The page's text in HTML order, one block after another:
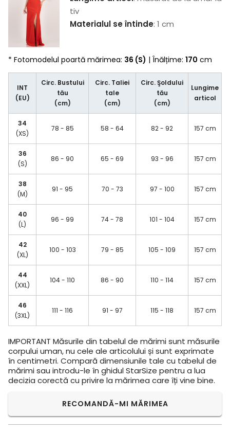
tiv
Materialul se întinde: 1 cm
* Fotomodelul poartă mărimea: 36 (S) | Înălțime: 170 cm
INT
(EU)
Circ. Bustului
tău
(cm)
Circ. Taliei
tale
(cm)
Circ. Şoldului
tău
(cm)
Lungime
articol
34
(XS)
78 - 85 58 - 64 82 - 92 157 cm
36
(S)
86 - 90 65 - 69 93 - 96 157 cm
38
(M)
91 - 95 70 - 73 97 - 100 157 cm
40
(L)
96 - 99 74 - 78 101 - 104 157 cm
42
(XL)
100 - 103 79 - 85 105 - 109 157 cm
44
(XXL)
104 - 110 86 - 90 110 - 114 157 cm
46
(3XL)
111 - 116 91 - 97 115 - 118 157 cm
IMPORTANT Măsurile din tabelul de mărimi sunt măsurile
corpului uman, nu cele ale articolului și sunt exprimate
în centimetri. Compară dimensiunile tale cu tabelul de
mărimi sau introdu-le în ghidul StarSize pentru a lua
decizia corectă cu privire la mărimea care îți vine bine.
RECOMANDĂ-MI MĂRIMEA